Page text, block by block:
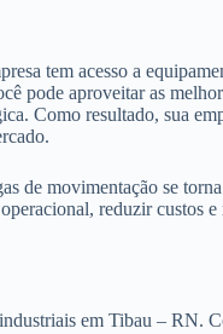
tem acesso a
pode aproveitar as
Como resultado, sua
de movimentação se
reduzir custos e
em Tibau – RN.